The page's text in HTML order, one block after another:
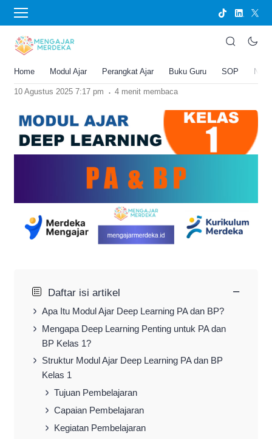
Home Modul Ajar Perangkat Ajar Buku Guru SOP
BERANDA
Modul Ajar Deep Learning PA dan BP
Kelas 1: Strategi Kreatif dan Efektif
Joko Umbaran
10 Agustus 2025 7:17 pm . 4 menit membaca
Daftar isi artikel −
Apa Itu Modul Ajar Deep Learning PA dan BP?
Mengapa Deep Learning Penting untuk PA dan
BP Kelas 1?
Struktur Modul Ajar Deep Learning PA dan BP
Kelas 1
Tujuan Pembelajaran
Capaian Pembelajaran
Kegiatan Pembelajaran